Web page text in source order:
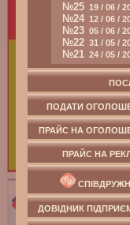
№25 19 / 06 /
№24 12 / 06 /
№23 05 / 06 /
№22 31 / 05 /
№21 24 / 05 /
ПОДАТИ
ПРАЙС НА
ПРАЙС НА
ДОВІДНИК